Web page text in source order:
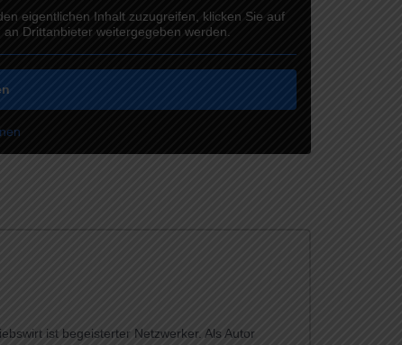
eigentlichen Inhalt zuzugreifen, klicken Sie auf
Drittanbieter weitergegeben werden.
ist begeisterter Netzwerker. Als Autor